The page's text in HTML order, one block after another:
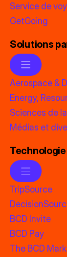
Service de
GetGoing
Solutions
Aerospace &
Energy,
Sciences de
Médias et
Technologie
TripSource
BCD Invite
BCD Pay
The BCD